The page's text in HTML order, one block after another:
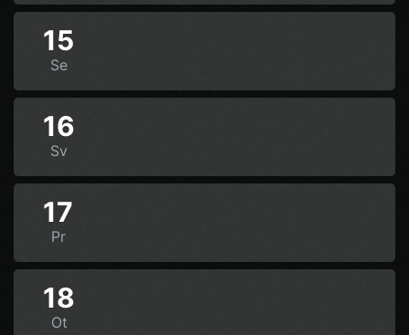
15
Se
16
Sv
17
Pr
18
Ot